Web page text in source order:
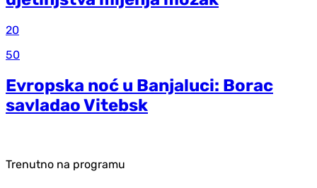
20
50
Evropska noć u Banjaluci: Borac
savladao Vitebsk
Trenutno na programu